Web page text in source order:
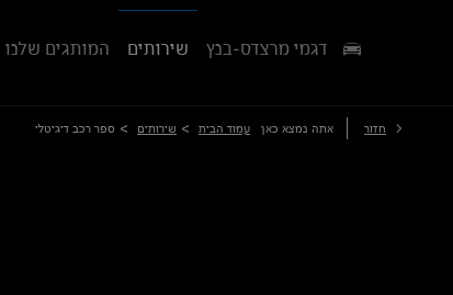
דגמי מרצדס-בנץ שירותים המותגים שלנו
חזור אתה נמצא כאן עמוד הבית > שירותים > ספר רכב דיגיטלי